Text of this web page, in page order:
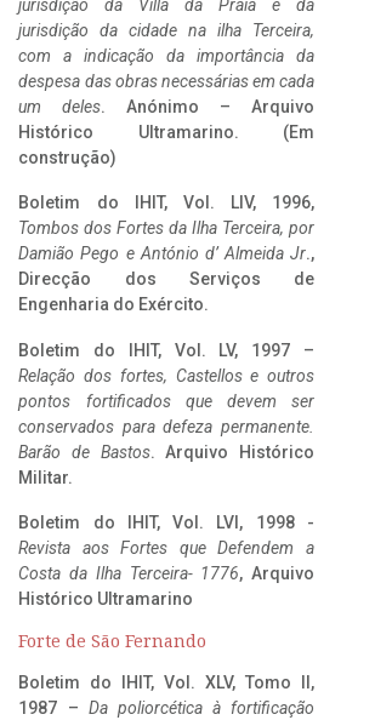
jurisdição da Villa da Praia e da
jurisdição da cidade na ilha Terceira,
com a indicação da importância da
despesa das obras necessárias em cada
um deles. Anónimo – Arquivo
Histórico Ultramarino. (Em
construção)
Boletim do IHIT, Vol. LIV, 1996,
Tombos dos Fortes da Ilha Terceira, por
Damião Pego e António d’ Almeida Jr.,
Direcção dos Serviços de
Engenharia do Exército.
Boletim do IHIT, Vol. LV, 1997 –
Relação dos fortes, Castellos e outros
pontos fortificados que devem ser
conservados para defeza permanente.
Barão de Bastos. Arquivo Histórico
Militar.
Boletim do IHIT, Vol. LVI, 1998 -
Revista aos Fortes que Defendem a
Costa da Ilha Terceira- 1776, Arquivo
Histórico Ultramarino
Forte de São Fernando
Boletim do IHIT, Vol. XLV, Tomo II,
1987 – Da poliorcética à fortificação